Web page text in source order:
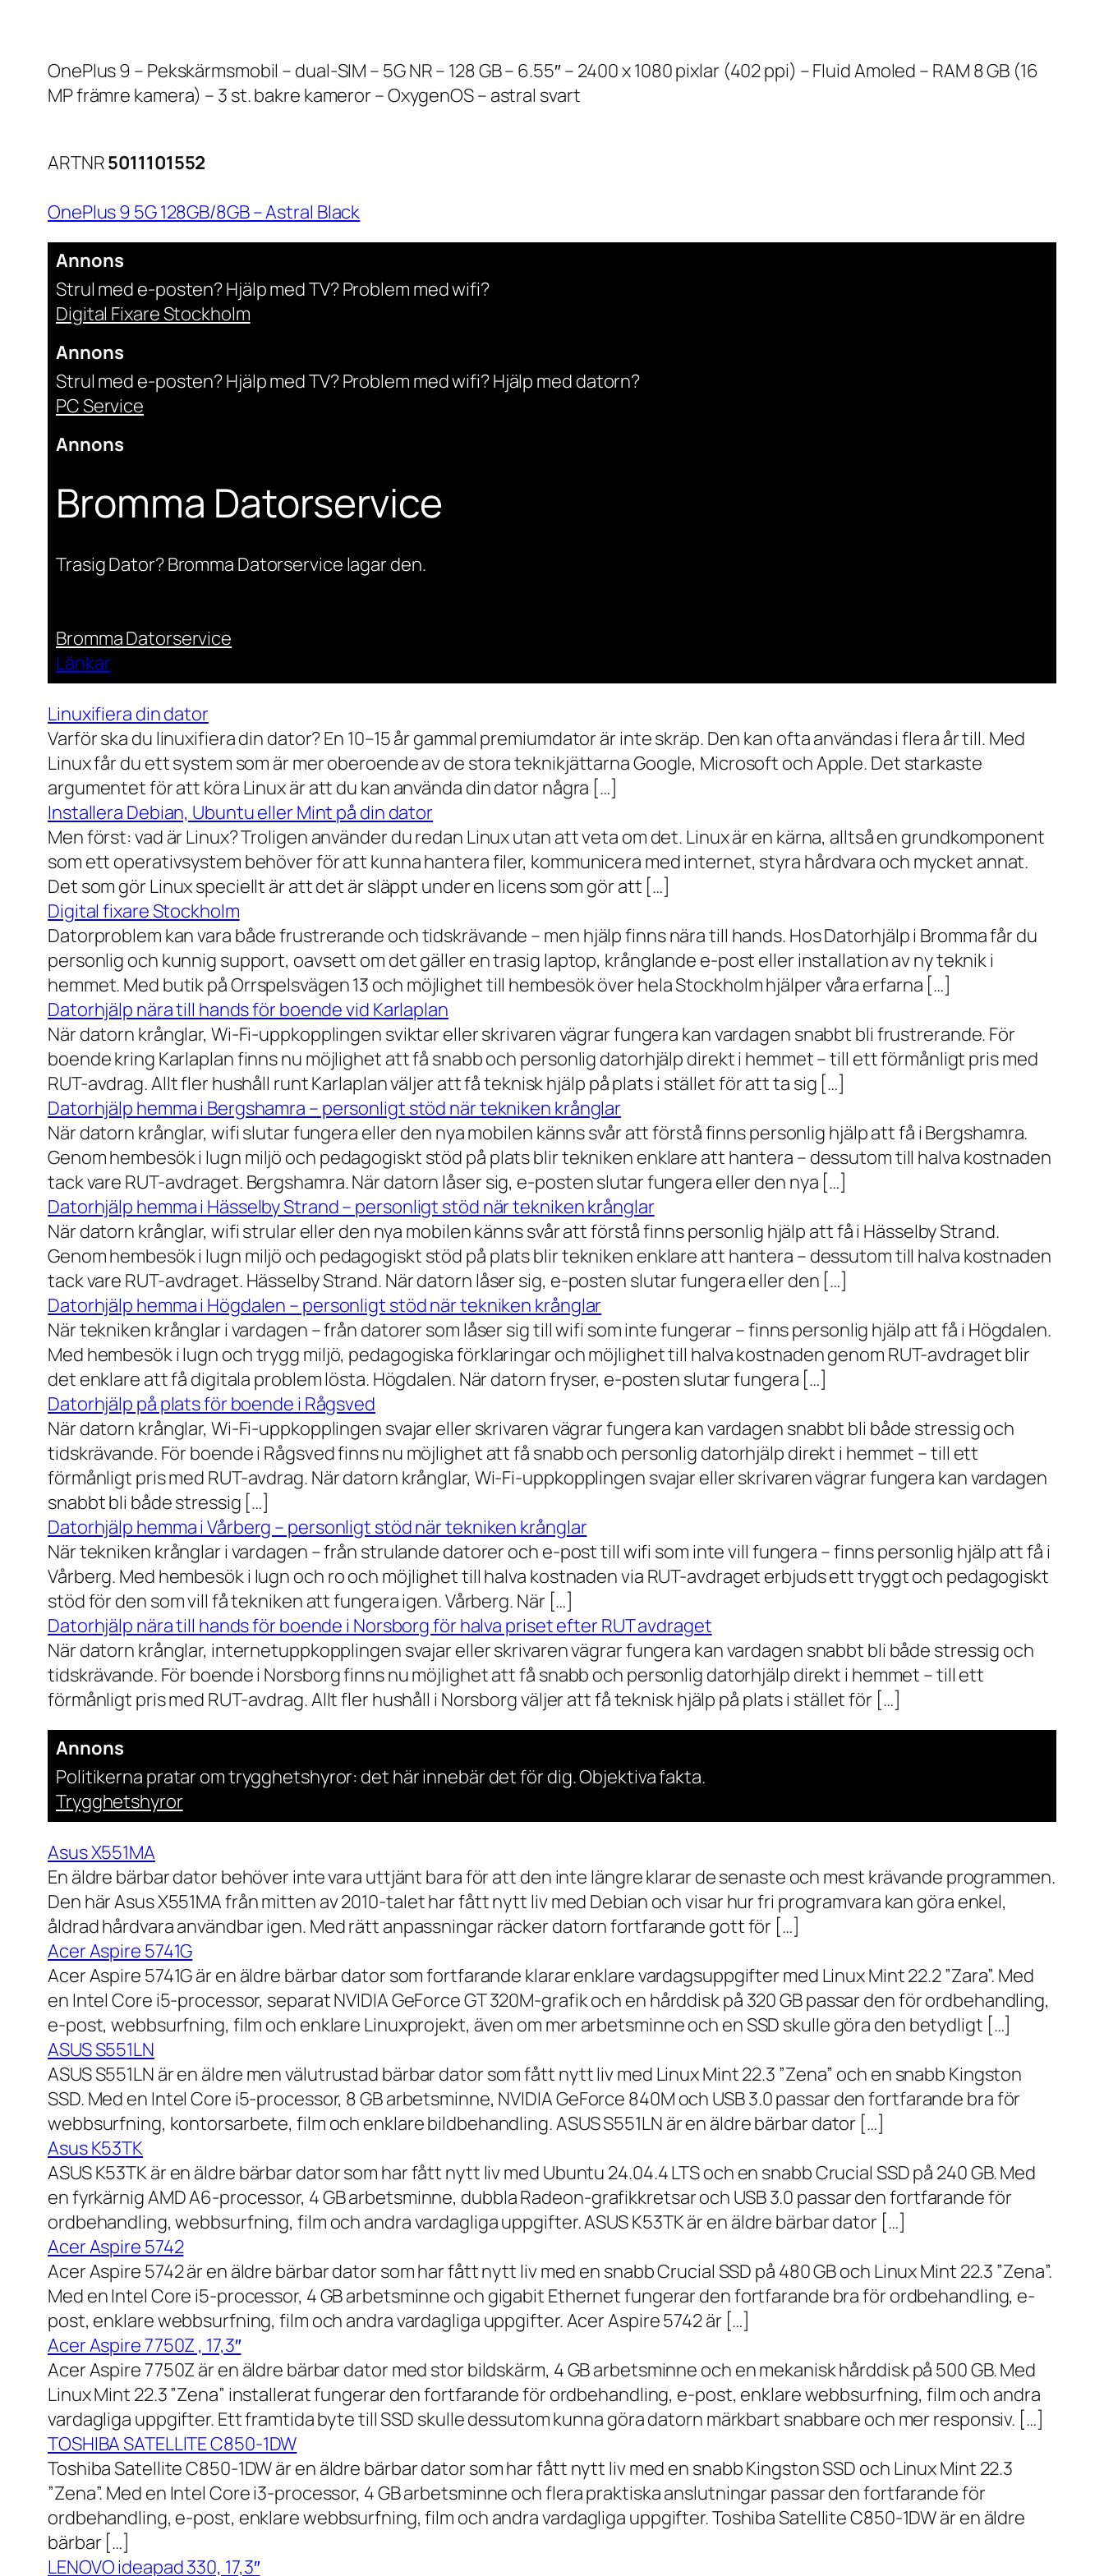
OnePlus 9 – Pekskärmsmobil – dual-SIM – 5G NR – 128 GB – 6.55″ – 2400 x 1080 pixlar (402 ppi) – Fluid Amoled – RAM 8 GB (16
MP främre kamera) – 3 st. bakre kameror – OxygenOS – astral svart
ARTNR5011101552
OnePlus 9 5G 128GB/8GB – Astral Black
Annons
Strul med e-posten? Hjälp med TV? Problem med wifi?
Digital Fixare Stockholm
Annons
Strul med e-posten? Hjälp med TV? Problem med wifi? Hjälp med datorn?
PC Service
Annons
Bromma Datorservice
Trasig Dator? Bromma Datorservice lagar den.
Bromma Datorservice
Länkar
Linuxifiera din dator
Varför ska du linuxifiera din dator? En 10–15 år gammal premiumdator är inte skräp. Den kan ofta användas i flera år till. Med
Linux får du ett system som är mer oberoende av de stora teknikjättarna Google, Microsoft och Apple. Det starkaste
argumentet för att köra Linux är att du kan använda din dator några […]
Installera Debian, Ubuntu eller Mint på din dator
Men först: vad är Linux? Troligen använder du redan Linux utan att veta om det. Linux är en kärna, alltså en grundkomponent
som ett operativsystem behöver för att kunna hantera filer, kommunicera med internet, styra hårdvara och mycket annat.
Det som gör Linux speciellt är att det är släppt under en licens som gör att […]
Digital fixare Stockholm
Datorproblem kan vara både frustrerande och tidskrävande – men hjälp finns nära till hands. Hos Datorhjälp i Bromma får du
personlig och kunnig support, oavsett om det gäller en trasig laptop, krånglande e-post eller installation av ny teknik i
hemmet. Med butik på Orrspelsvägen 13 och möjlighet till hembesök över hela Stockholm hjälper våra erfarna […]
Datorhjälp nära till hands för boende vid Karlaplan
När datorn krånglar, Wi-Fi-uppkopplingen sviktar eller skrivaren vägrar fungera kan vardagen snabbt bli frustrerande. För
boende kring Karlaplan finns nu möjlighet att få snabb och personlig datorhjälp direkt i hemmet – till ett förmånligt pris med
RUT-avdrag. Allt fler hushåll runt Karlaplan väljer att få teknisk hjälp på plats i stället för att ta sig […]
Datorhjälp hemma i Bergshamra – personligt stöd när tekniken krånglar
När datorn krånglar, wifi slutar fungera eller den nya mobilen känns svår att förstå finns personlig hjälp att få i Bergshamra.
Genom hembesök i lugn miljö och pedagogiskt stöd på plats blir tekniken enklare att hantera – dessutom till halva kostnaden
tack vare RUT-avdraget. Bergshamra. När datorn låser sig, e-posten slutar fungera eller den nya […]
Datorhjälp hemma i Hässelby Strand – personligt stöd när tekniken krånglar
När datorn krånglar, wifi strular eller den nya mobilen känns svår att förstå finns personlig hjälp att få i Hässelby Strand.
Genom hembesök i lugn miljö och pedagogiskt stöd på plats blir tekniken enklare att hantera – dessutom till halva kostnaden
tack vare RUT-avdraget. Hässelby Strand. När datorn låser sig, e-posten slutar fungera eller den […]
Datorhjälp hemma i Högdalen – personligt stöd när tekniken krånglar
När tekniken krånglar i vardagen – från datorer som låser sig till wifi som inte fungerar – finns personlig hjälp att få i Högdalen.
Med hembesök i lugn och trygg miljö, pedagogiska förklaringar och möjlighet till halva kostnaden genom RUT-avdraget blir
det enklare att få digitala problem lösta. Högdalen. När datorn fryser, e-posten slutar fungera […]
Datorhjälp på plats för boende i Rågsved
När datorn krånglar, Wi-Fi-uppkopplingen svajar eller skrivaren vägrar fungera kan vardagen snabbt bli både stressig och
tidskrävande. För boende i Rågsved finns nu möjlighet att få snabb och personlig datorhjälp direkt i hemmet – till ett
förmånligt pris med RUT-avdrag. När datorn krånglar, Wi-Fi-uppkopplingen svajar eller skrivaren vägrar fungera kan vardagen
snabbt bli både stressig […]
Datorhjälp hemma i Vårberg – personligt stöd när tekniken krånglar
När tekniken krånglar i vardagen – från strulande datorer och e-post till wifi som inte vill fungera – finns personlig hjälp att få i
Vårberg. Med hembesök i lugn och ro och möjlighet till halva kostnaden via RUT-avdraget erbjuds ett tryggt och pedagogiskt
stöd för den som vill få tekniken att fungera igen. Vårberg. När […]
Datorhjälp nära till hands för boende i Norsborg för halva priset efter RUT avdraget
När datorn krånglar, internetuppkopplingen svajar eller skrivaren vägrar fungera kan vardagen snabbt bli både stressig och
tidskrävande. För boende i Norsborg finns nu möjlighet att få snabb och personlig datorhjälp direkt i hemmet – till ett
förmånligt pris med RUT-avdrag. Allt fler hushåll i Norsborg väljer att få teknisk hjälp på plats i stället för […]
Annons
Politikerna pratar om trygghetshyror: det här innebär det för dig. Objektiva fakta.
Trygghetshyror
Asus X551MA
En äldre bärbar dator behöver inte vara uttjänt bara för att den inte längre klarar de senaste och mest krävande programmen.
Den här Asus X551MA från mitten av 2010-talet har fått nytt liv med Debian och visar hur fri programvara kan göra enkel,
åldrad hårdvara användbar igen. Med rätt anpassningar räcker datorn fortfarande gott för […]
Acer Aspire 5741G
Acer Aspire 5741G är en äldre bärbar dator som fortfarande klarar enklare vardagsuppgifter med Linux Mint 22.2 ”Zara”. Med
en Intel Core i5-processor, separat NVIDIA GeForce GT 320M-grafik och en hårddisk på 320 GB passar den för ordbehandling,
e-post, webbsurfning, film och enklare Linuxprojekt, även om mer arbetsminne och en SSD skulle göra den betydligt […]
ASUS S551LN
ASUS S551LN är en äldre men välutrustad bärbar dator som fått nytt liv med Linux Mint 22.3 ”Zena” och en snabb Kingston
SSD. Med en Intel Core i5-processor, 8 GB arbetsminne, NVIDIA GeForce 840M och USB 3.0 passar den fortfarande bra för
webbsurfning, kontorsarbete, film och enklare bildbehandling. ASUS S551LN är en äldre bärbar dator […]
Asus K53TK
ASUS K53TK är en äldre bärbar dator som har fått nytt liv med Ubuntu 24.04.4 LTS och en snabb Crucial SSD på 240 GB. Med
en fyrkärnig AMD A6-processor, 4 GB arbetsminne, dubbla Radeon-grafikkretsar och USB 3.0 passar den fortfarande för
ordbehandling, webbsurfning, film och andra vardagliga uppgifter. ASUS K53TK är en äldre bärbar dator […]
Acer Aspire 5742
Acer Aspire 5742 är en äldre bärbar dator som har fått nytt liv med en snabb Crucial SSD på 480 GB och Linux Mint 22.3 ”Zena”.
Med en Intel Core i5-processor, 4 GB arbetsminne och gigabit Ethernet fungerar den fortfarande bra för ordbehandling, e-
post, enklare webbsurfning, film och andra vardagliga uppgifter. Acer Aspire 5742 är […]
Acer Aspire 7750Z , 17,3″
Acer Aspire 7750Z är en äldre bärbar dator med stor bildskärm, 4 GB arbetsminne och en mekanisk hårddisk på 500 GB. Med
Linux Mint 22.3 ”Zena” installerat fungerar den fortfarande för ordbehandling, e-post, enklare webbsurfning, film och andra
vardagliga uppgifter. Ett framtida byte till SSD skulle dessutom kunna göra datorn märkbart snabbare och mer responsiv. […]
TOSHIBA SATELLITE C850-1DW
Toshiba Satellite C850-1DW är en äldre bärbar dator som har fått nytt liv med en snabb Kingston SSD och Linux Mint 22.3
”Zena”. Med en Intel Core i3-processor, 4 GB arbetsminne och flera praktiska anslutningar passar den fortfarande för
ordbehandling, e-post, enklare webbsurfning, film och andra vardagliga uppgifter. Toshiba Satellite C850-1DW är en äldre
bärbar […]
LENOVO ideapad 330, 17,3″